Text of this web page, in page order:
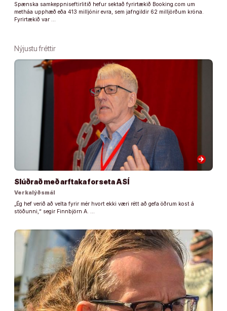
Spænska samkeppniseftirlitið hefur sektað fyrirtækið Booking.com um
metháa upphæð eða 413 milljónir evra, sem jafngildir 62 milljörðum króna.
Fyrirtækið var …
Nýjustu fréttir
arrow_forward
Slúðrað með arftaka forseta ASÍ
Verkalýðsmál
„Ég hef verið að velta fyrir mér hvort ekki væri rétt að gefa öðrum kost á
stöðunni,“ segir Finnbjörn A. …